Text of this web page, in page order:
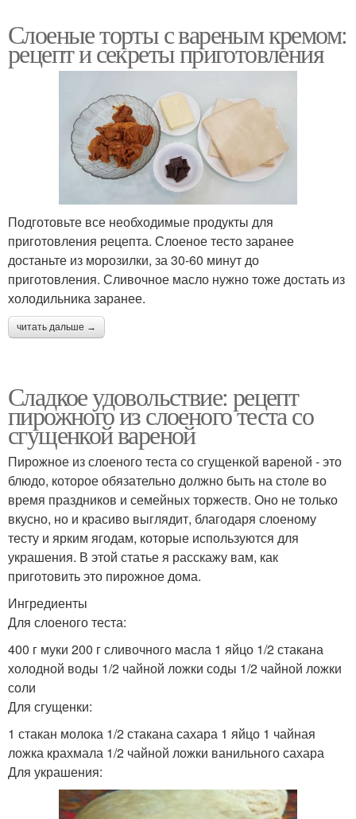
Слоеные торты с вареным кремом:
рецепт и секреты приготовления
Подготовьте все необходимые продукты для
приготовления рецепта. Слоеное тесто заранее
достаньте из морозилки, за 30-60 минут до
приготовления. Сливочное масло нужно тоже достать из
холодильника заранее.
читать дальше →
Сладкое удовольствие: рецепт
пирожного из слоеного теста со
сгущенкой вареной
Пирожное из слоеного теста со сгущенкой вареной - это
блюдо, которое обязательно должно быть на столе во
время праздников и семейных торжеств. Оно не только
вкусно, но и красиво выглядит, благодаря слоеному
тесту и ярким ягодам, которые используются для
украшения. В этой статье я расскажу вам, как
приготовить это пирожное дома.
Ингредиенты
Для слоеного теста:
400 г муки 200 г сливочного масла 1 яйцо 1/2 стакана
холодной воды 1/2 чайной ложки соды 1/2 чайной ложки
соли
Для сгущенки:
1 стакан молока 1/2 стакана сахара 1 яйцо 1 чайная
ложка крахмала 1/2 чайной ложки ванильного сахара
Для украшения: